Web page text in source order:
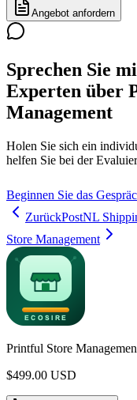
Angebot anfordern
Sprechen Sie
Experten über
Management
Holen Sie sich ein
helfen Sie bei der
Beginnen Sie das
ZurückPostNL
Store Management
Printful Store
$499.00 USD